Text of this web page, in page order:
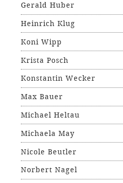
Gerald Huber
Heinrich Klug
Koni Wipp
Krista Posch
Konstantin Wecker
Max Bauer
Michael Heltau
Michaela May
Nicole Beutler
Norbert Nagel